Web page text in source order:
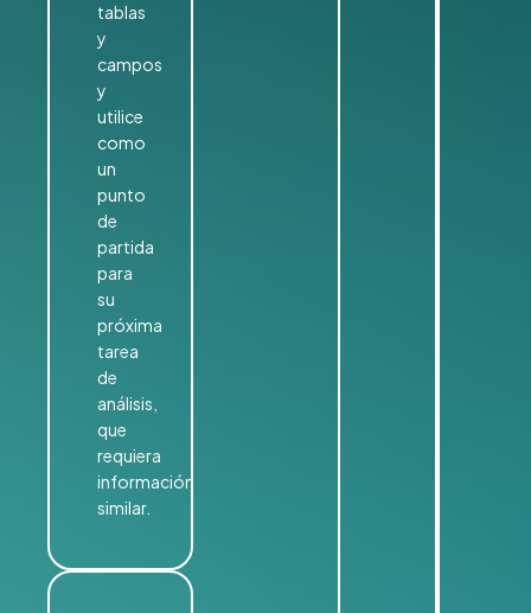
tablas
y
campos
y
utilice
como
un
punto
de
partida
para
su
próxima
tarea
de
análisis,
que
requiera
información
similar.